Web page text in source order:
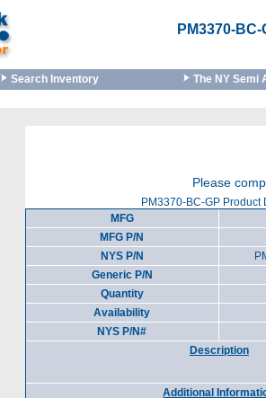
PM3370-BC-
Search Inventory The NY Semi
Please
PM3370-BC-GP Product
MFG
MFG P/N
NYS P/N
Generic P/N
Quantity
Availability
NYS P/N#
Description
Additional